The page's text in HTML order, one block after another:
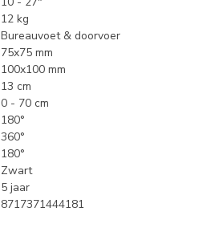
12 kg
Bureauvoet & doorvoer
75x75 mm
100x100 mm
13 cm
0 - 70 cm
180°
360°
180°
Zwart
5 jaar
8717371444181